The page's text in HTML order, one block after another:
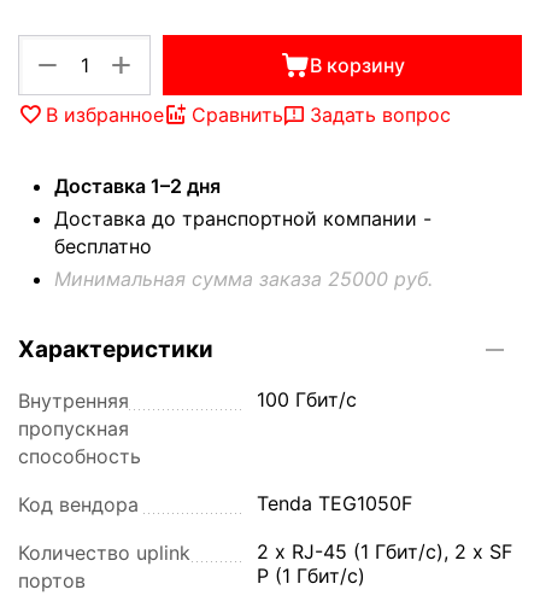
+
− В корзину
В избранное Сравнить Задать вопрос
Доставка 1–2 дня
Доставка до транспортной компании -
бесплатно
Минимальная сумма заказа 25000 руб.
Характеристики
Внутренняя
пропускная
способность
100 Гбит/с
Код вендора Tenda TEG1050F
Количество uplink
портов
2 x RJ-45 (1 Гбит/с), 2 x SF
P (1 Гбит/с)